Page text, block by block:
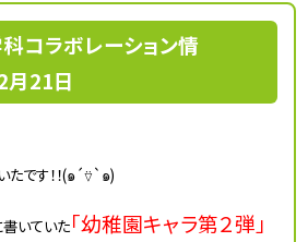
科コラボレーション情
月21日
たです！！(๑´⍢`๑)
いていた「幼稚園キャラ第２弾」